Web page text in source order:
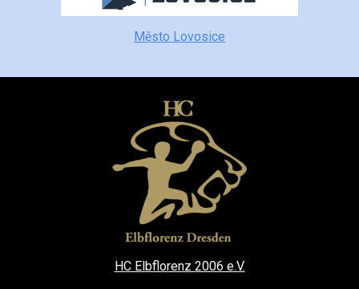
Město Lovosice
HC Elbflorenz 2006 e.V.